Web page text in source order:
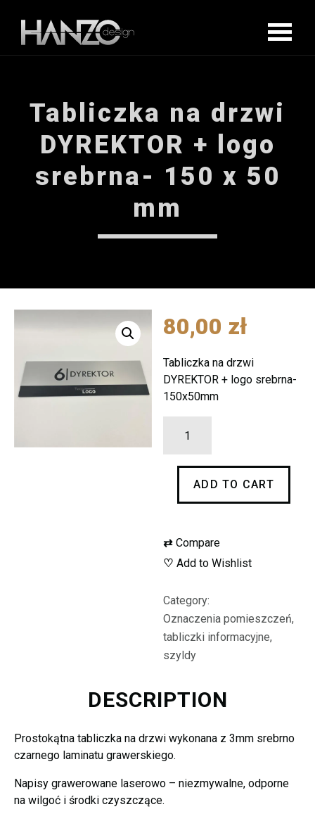
Tabliczka na drzwi
DYREKTOR + logo
srebrna- 150 x 50
mm
80,00 zł
Tabliczka na drzwi
DYREKTOR + logo srebrna-
150x50mm
drzwi
DYREKTOR
srebrna-
x
50
mm
quantity
ADD TO CART
⇄ Compare
♡ Add to Wishlist
Category:
Oznaczenia pomieszczeń,
tabliczki informacyjne,
szyldy
DESCRIPTION
Prostokątna tabliczka na drzwi wykonana z 3mm srebrno
czarnego laminatu grawerskiego.
Napisy grawerowane laserowo – niezmywalne, odporne
na wilgoć i środki czyszczące.